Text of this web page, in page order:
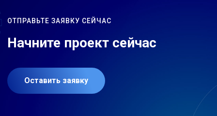
ОТПРАВЬТЕ ЗАЯВКУ СЕЙЧАС
Начните проект сейчас
Оставить заявку